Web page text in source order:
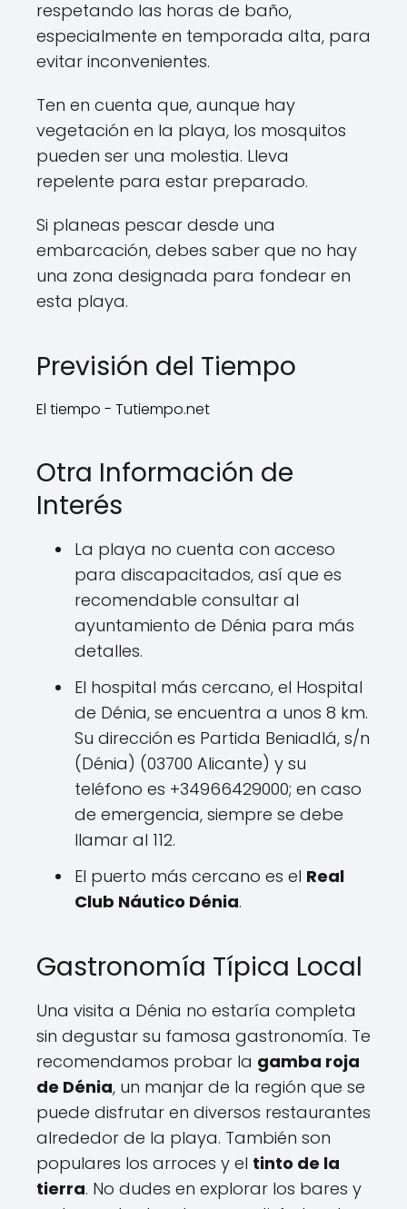
respetando las horas de baño,
especialmente en temporada alta, para
evitar inconvenientes.
Ten en cuenta que, aunque hay
vegetación en la playa, los mosquitos
pueden ser una molestia. Lleva
repelente para estar preparado.
Si planeas pescar desde una
embarcación, debes saber que no hay
una zona designada para fondear en
esta playa.
Previsión del Tiempo
El tiempo - Tutiempo.net
Otra Información de
Interés
La playa no cuenta con acceso
para discapacitados, así que es
recomendable consultar al
ayuntamiento de Dénia para más
detalles.
El hospital más cercano, el Hospital
de Dénia, se encuentra a unos 8 km.
Su dirección es Partida Beniadlá, s/n
(Dénia) (03700 Alicante) y su
teléfono es +34966429000; en caso
de emergencia, siempre se debe
llamar al 112.
El puerto más cercano es el Real
Club Náutico Dénia.
Gastronomía Típica Local
Una visita a Dénia no estaría completa
sin degustar su famosa gastronomía. Te
recomendamos probar la gamba roja
de Dénia, un manjar de la región que se
puede disfrutar en diversos restaurantes
alrededor de la playa. También son
populares los arroces y el tinto de la
tierra. No dudes en explorar los bares y